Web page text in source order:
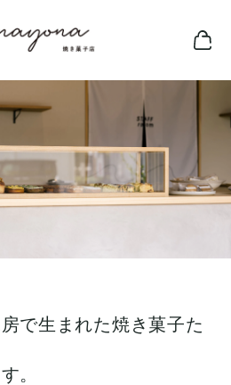
で生まれた焼き菓子た
。